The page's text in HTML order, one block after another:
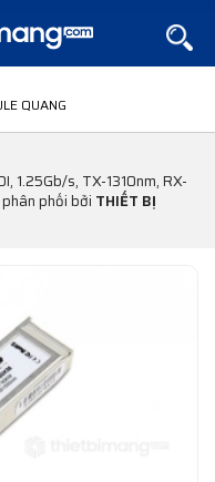
QUANG
1.25Gb/s, TX-1310nm, RX-
phân phối bởi THIẾT BỊ